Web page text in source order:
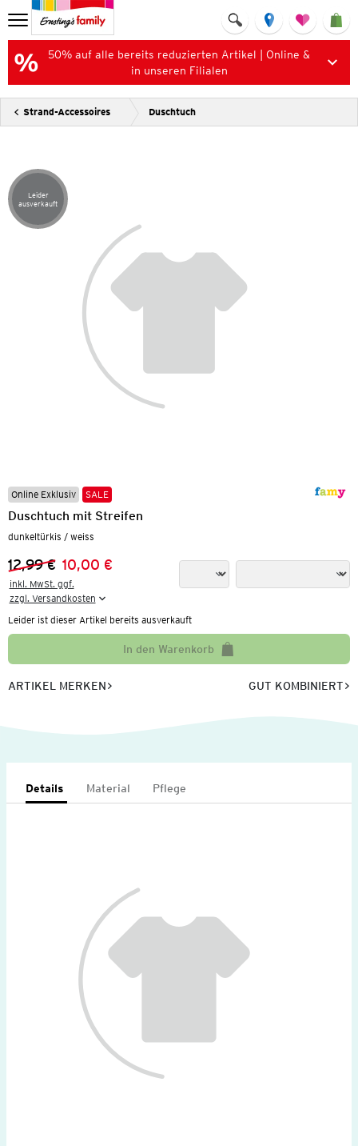
50% auf alle bereits reduzierten Artikel | Online &
in unseren Filialen
Strand-Accessoires Duschtuch
Artikel leider ausverkauft
Leider
ausverkauft
Online Exklusiv SALE
Duschtuch mit Streifen
dunkeltürkis / weiss
Vorheriger Preis:
12,99 €
Neuer Preis:
10,00 €
inkl. MwSt. ggf.
zzgl. Versandkosten
Leider ist dieser Artikel bereits ausverkauft
In den Warenkorb
ARTIKEL MERKEN GUT KOMBINIERT
Details Material Pflege